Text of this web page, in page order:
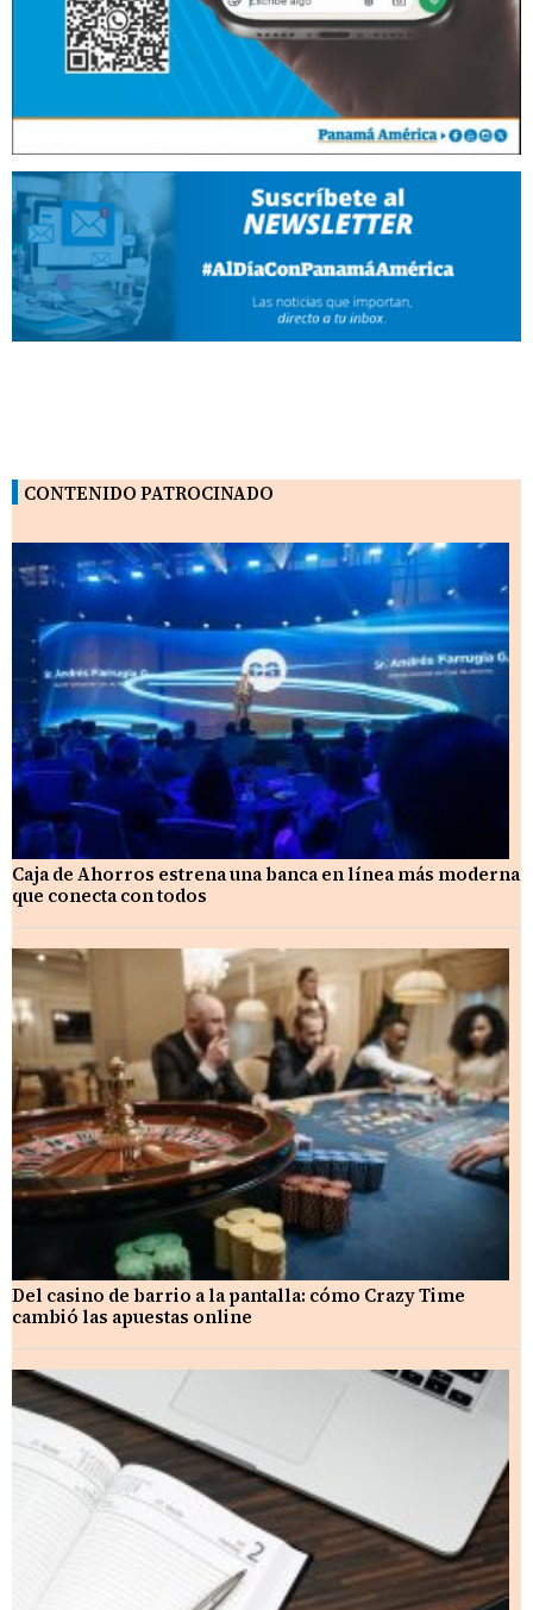
CONTENIDO PATROCINADO
Caja de Ahorros estrena una banca en línea más moderna
que conecta con todos
Del casino de barrio a la pantalla: cómo Crazy Time
cambió las apuestas online